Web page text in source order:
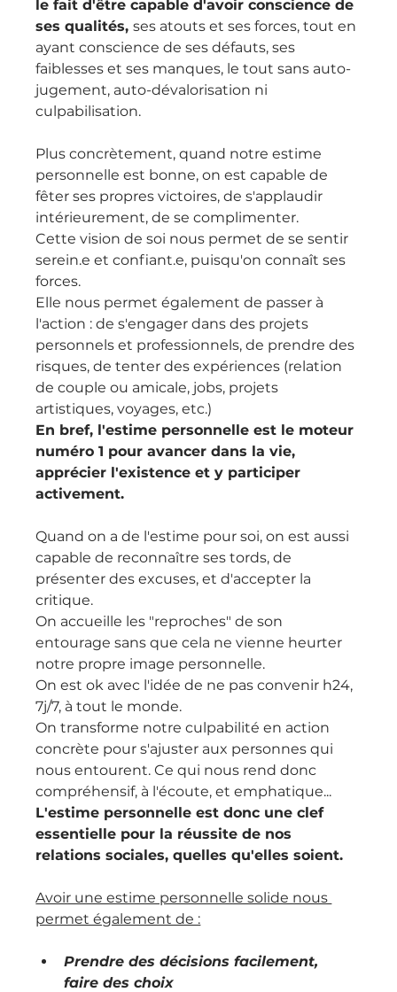
le fait d'être capable d'avoir conscience de
ses qualités, ses atouts et ses forces, tout en
ayant conscience de ses défauts, ses
faiblesses et ses manques, le tout sans auto-
jugement, auto-dévalorisation ni
culpabilisation.
Plus concrètement, quand notre estime
personnelle est bonne, on est capable de
fêter ses propres victoires, de s'applaudir
intérieurement, de se complimenter.
Cette vision de soi nous permet de se sentir
serein.e et confiant.e, puisqu'on connaît ses
forces.
Elle nous permet également de passer à
l'action : de s'engager dans des projets
personnels et professionnels, de prendre des
risques, de tenter des expériences (relation
de couple ou amicale, jobs, projets
artistiques, voyages, etc.)
En bref, l'estime personnelle est le moteur
numéro 1 pour avancer dans la vie,
apprécier l'existence et y participer
activement.
Quand on a de l'estime pour soi, on est aussi
capable de reconnaître ses tords, de
présenter des excuses, et d'accepter la
critique.
On accueille les "reproches" de son
entourage sans que cela ne vienne heurter
notre propre image personnelle.
On est ok avec l'idée de ne pas convenir h24,
7j/7, à tout le monde.
On transforme notre culpabilité en action
concrète pour s'ajuster aux personnes qui
nous entourent. Ce qui nous rend donc
compréhensif, à l'écoute, et emphatique...
L'estime personnelle est donc une clef
essentielle pour la réussite de nos
relations sociales, quelles qu'elles soient.
Avoir une estime personnelle solide nous
permet également de :
Prendre des décisions facilement,
faire des choix